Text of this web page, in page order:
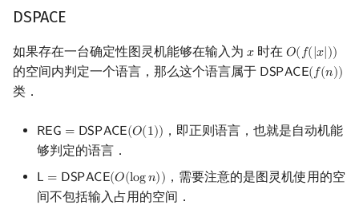
DSPACE
如果存在一台确定性图灵机能够在输入为 𝑥
x 时在𝑂(𝑓(|𝑥|))
O(f(|x|) )
的空间内判定一个语言，那么这个语言属于 𝖣𝖲𝖯𝖠𝖢𝖤(𝑓(𝑛))
DSPACE(f(n))
类．
𝖱𝖤𝖦 = 𝖣𝖲𝖯𝖠𝖢𝖤(𝑂(1))
REG=DSPACE(O(1))
，即正则语言，也就是自动机能
够判定的语言．
𝖫 = 𝖣𝖲𝖯𝖠𝖢𝖤(𝑂(log𝑛))
L =DSPACE(O(logn))
，需要注意的是图灵机使用的空
间不包括输入占用的空间．